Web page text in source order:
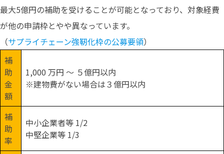
最大5億円の補助を受けることが可能となっており、対象経費
が他の申請枠とやや異なっています。
（サプライチェーン強靭化枠の公募要領）
補
助
金
額
1,000 万円 ～ ５億円以内
※建物費がない場合は３億円以内
補
助
率
中小企業者等 1/2
中堅企業等 1/3